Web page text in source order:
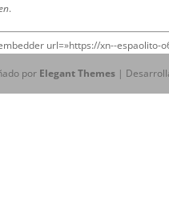
.
url=»https://xn--espaolito-
por Elegant Themes |